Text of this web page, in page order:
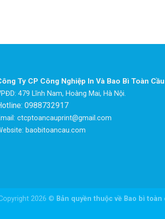
Ty CP Công Nghiệp In Và Bao Bì Toàn Cầu
479 Lĩnh Nam, Hoàng Mai, Hà Nội.
0988732917
ctcptoancauprint@gmail.com
baobitoancau.com
2026 © Bản quyền thuộc về Bao bì toàn